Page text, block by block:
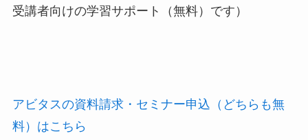
受講者向けの学習サポート（無料）です）
アビタスの資料請求・セミナー申込（どちらも無
料）はこちら